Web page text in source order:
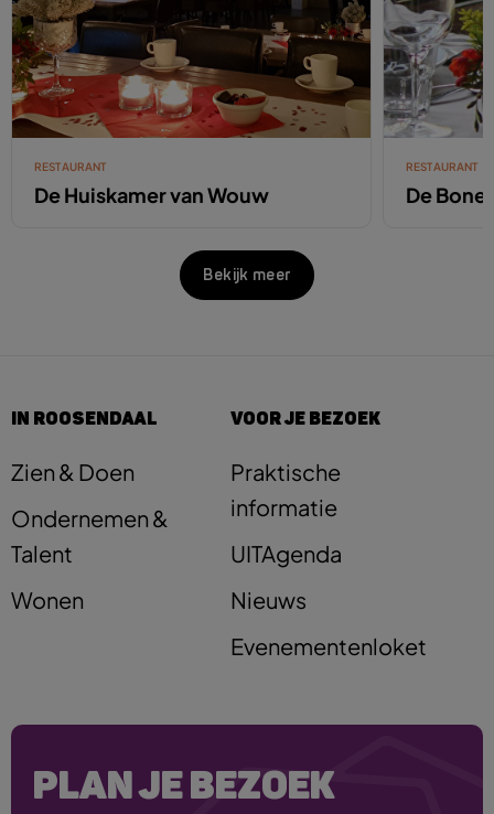
RESTAURANT
De Huiskamer van Wouw
RESTAURANT
De
Bekijk meer
IN ROOSENDAAL
Zien & Doen
Ondernemen &
Talent
Wonen
VOOR JE BEZOEK
Praktische
informatie
UITAgenda
Nieuws
Evenementenloket
PLAN JE BEZOEK